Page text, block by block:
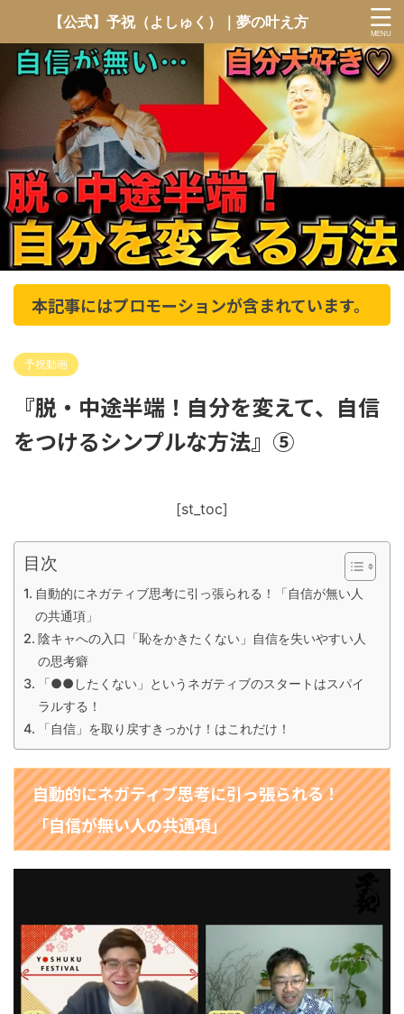
【公式】予祝（よしゅく）｜夢の叶え方
本記事にはプロモーションが含まれています。
予祝動画
『脱・中途半端！自分を変えて、自信
をつけるシンプルな方法』⑤
[st_toc]
目次
自動的にネガティブ思考に引っ張られる！「自信が無い人
の共通項」
陰キャへの入口「恥をかきたくない」自信を失いやすい人
の思考癖
「●●したくない」というネガティブのスタートはスパイ
ラルする！
「自信」を取り戻すきっかけ！はこれだけ！
自動的にネガティブ思考に引っ張られる！
「自信が無い人の共通項」